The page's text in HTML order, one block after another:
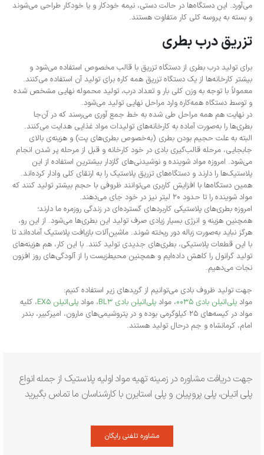
می‌آورد. این دستگاه‌ها در حالت دستی، نیمه ‌خودکار و یا خودکار طراحی می‌شوند
و بسته به پروسه کلی کار متفاوت‌ هستند.
تزریق درب بطری
برای تولید درب بطری از دستگاه تزریق با قالب مخصوص استفاده می‌شود و
بیشتر کارخانه‌ها از یک دستگاه تزریق همه کاره برای تولید آن استفاده می‌کنند.
معمولاً با توجه به وزن کلی بار و تعداد درب، تولید محموله نهایی مشخص ‌شده
و توسط دستگاه همه‌کاره وارد مراحل نهایی تولید می‌شود.
در نهایت هم همه مراحل طی شده به خط جمع آوری می‌رسند که در آن‌جا
بطری‌ها را به‌صورت آماده به کارخانه‌های تولیدات مواد غذایی هدایت می‌کنند.
البته به علت حجیم بودن بطری (به‌خصوص بطری‌های پت) و هزینه‌ی بالای
جابجایی، مرحله قالب‌گیری بادی در خود کارخانه و قبل از مرحله پر شدن انجام
می‌شود. امروزه مواد شوینده و نوشیدنی‌های گازدار بیشترین استفاده از این
پلاستیک‌ها را دارند و دستگاه‌های تزریق پلاستیک را به ارتقای کلی وادار کرده‌اند.
همین دستگاه‌ها با افزایش کاربری می‌توانند ظروفی با حجم بیشتر تولید کنند که
مواد شوینده را تا حدود 20 لیتر نیز در خود جای می‌دهند.
امروزه بطری‌های پلاستیکی کاربردهای گسترده‌ای در زندگی روزمره ما دارند؛
همچنین هزینه و انرژی بسیار زیادی صرف تولید این بطری‌ها می‌شود. از این رو،
هرگز نباید به‌صورت زباله دور ریخته شوند. ماشین‌آلات بازیافت پلاستیک آماده‌اند تا
با این قطعات پلاستیکی، بطری‌های جدیدی تولید کنند. با این کار، هم هزینه‌های
تولید گرانول را کاهش داده‌ایم و همچنین محیط‌زیست را از آلودگی‌های روز افزون
نجات می‌دهیم.
جهت تولید ظروف بادی می‌توانیم از گریدهای زیر استفاده کنیم:
مواد پلی‌اتیلن بادی ۰۰۳۵ ، مواد پلی‌اتیلن بادی BL3 ، مواد پلی‌اتیلن EX5
، کلیه
مواد در کیسه‌های ۲۵ کیلوگرمی بوده و در پتروشیمی‌های مارون، امیرکبیر، بندر
امام، کرمانشاه و جم درحال تولید هستند.
جهت دریافت مشاوره در زمینه تهیه مواد اولیه پلاستیک از جمله انواع
پلی اتیلن، پلی پروپیلن و پلی استایرن با کارشناسان ما تماس بگیرید
مشاوره تلفنی رایگان